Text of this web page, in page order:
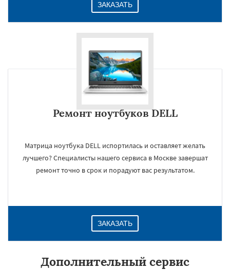
ЗАКАЗАТЬ
Ремонт ноутбуков DELL
Матрица ноутбука DELL испортилась и оставляет желать
лучшего? Специалисты нашего сервиса в Москве завершат
ремонт точно в срок и порадуют вас результатом.
ЗАКАЗАТЬ
Дополнительный сервис